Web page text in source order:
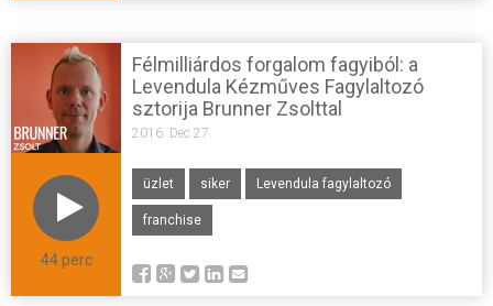
44 perc
Félmilliárdos forgalom fagyiból: a
Levendula Kézműves Fagylaltozó
sztorija Brunner Zsolttal
2016. Dec 27.
üzlet siker Levendula fagylaltozó
franchise